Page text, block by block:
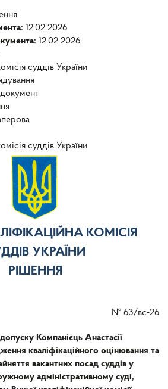
12.02.2026
12.02.2026
суддів України
документ
суддів України
КОМІСІЯ
УКРАЇНИ
РІШЕННЯ
№ 63/вс-26
Компанієць Анастасії
кваліфікаційного оцінювання та
вакантних посад суддів у
адміністративному суді,